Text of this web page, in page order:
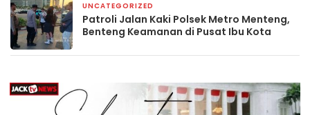
UNCATEGORIZED
Patroli Jalan Kaki Polsek Metro Menteng,
Benteng Keamanan di Pusat Ibu Kota